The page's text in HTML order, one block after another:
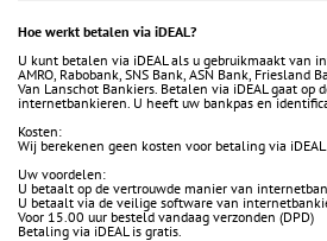
Hoe werkt betalen via iDEAL?
U kunt betalen via iDEAL als u gebruikmaakt van
AMRO, Rabobank, SNS Bank, ASN Bank, Friesland
Van Lanschot Bankiers. Betalen via iDEAL gaat op
internetbankieren. U heeft uw bankpas en
Kosten:
Wij berekenen geen kosten voor betaling via iDEAL.
Uw voordelen:
U betaalt op de vertrouwde manier van
U betaalt via de veilige software van
Voor 15.00 uur besteld vandaag verzonden (DPD)
Betaling via iDEAL is gratis.